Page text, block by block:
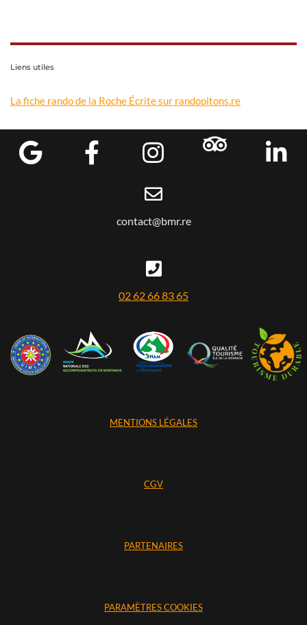
Liens utiles
La fiche rando de la Roche Écrite sur randopitons.re
contact@bmr.re
02 62 66 83 65
MENTIONS LÉGALES
CGV
PARTENAIRES
PARAMÈTRES COOKIES